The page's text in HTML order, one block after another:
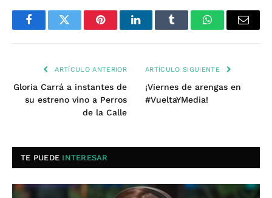
FacebookTwitter PinterestLinkedInTumblr WhatsAppEmail
ARTÍCULO ANTERIOR
Gloria Carrá a instantes de
su estreno vino a Perros
de la Calle
ARTÍCULO SIGUIENTE
¡Viernes de arengas en
#VueltaYMedia!
TE PUEDE INTERESAR